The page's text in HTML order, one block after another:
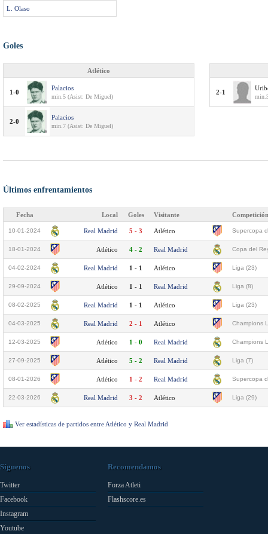
L. Olaso
Goles
Atlético
1-0
Palacios
min.5 (Asist: De Miguel)
2-0
Palacios
min.7 (Asist: De Miguel)
2-1
Últimos enfrentamientos
Fecha Local Goles Visitante Competición
10-01-2024 Real Madrid 5 - 3 Atlético Supercopa
18-01-2024 Atlético 4 - 2 Real Madrid Copa del
04-02-2024 Real Madrid 1 - 1 Atlético Liga (23)
29-09-2024 Atlético 1 - 1 Real Madrid Liga (8)
08-02-2025 Real Madrid 1 - 1 Atlético Liga (23)
04-03-2025 Real Madrid 2 - 1 Atlético Champions
12-03-2025 Atlético 1 - 0 Real Madrid Champions
27-09-2025 Atlético 5 - 2 Real Madrid Liga (7)
08-01-2026 Atlético 1 - 2 Real Madrid Supercopa
22-03-2026 Real Madrid 3 - 2 Atlético Liga (29)
Ver estadísticas de partidos entre Atlético y Real Madrid
Síguenos
Twitter
Facebook
Instagram
Youtube
Recomendamos
Forza Atleti
Flashscore.es